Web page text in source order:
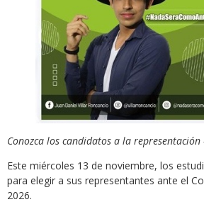
Conozca los candidatos a la
Este miércoles 13 de noviembre, los
para elegir a sus representantes ante el
2026.